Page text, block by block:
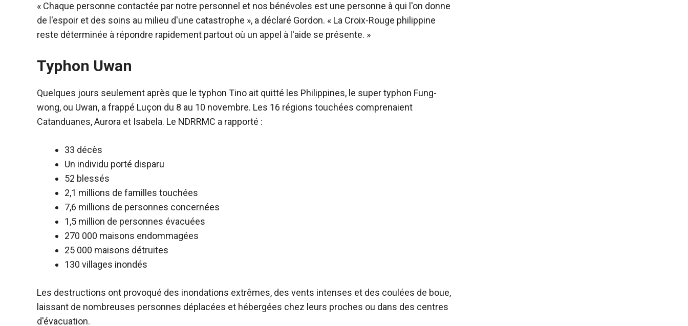
« Chaque personne contactée par notre personnel et nos bénévoles est une personne à qui l'on donne
de l'espoir et des soins au milieu d'une catastrophe », a déclaré Gordon. « La Croix-Rouge philippine
reste déterminée à répondre rapidement partout où un appel à l'aide se présente. »
Typhon Uwan
Quelques jours seulement après que le typhon Tino ait quitté les Philippines, le super typhon Fung-
wong, ou Uwan, a frappé Luçon du 8 au 10 novembre. Les 16 régions touchées comprenaient
Catanduanes, Aurora et Isabela. Le NDRRMC a rapporté :
33 décès
Un individu porté disparu
52 blessés
2,1 millions de familles touchées
7,6 millions de personnes concernées
1,5 million de personnes évacuées
270 000 maisons endommagées
25 000 maisons détruites
130 villages inondés
Les destructions ont provoqué des inondations extrêmes, des vents intenses et des coulées de boue,
laissant de nombreuses personnes déplacées et hébergées chez leurs proches ou dans des centres
d'évacuation.